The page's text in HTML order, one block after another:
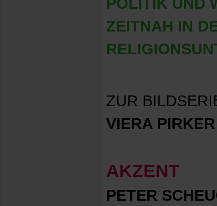
ZEITNAH IN
ZUR
VIERA PIRKER
AKZENT
PETER